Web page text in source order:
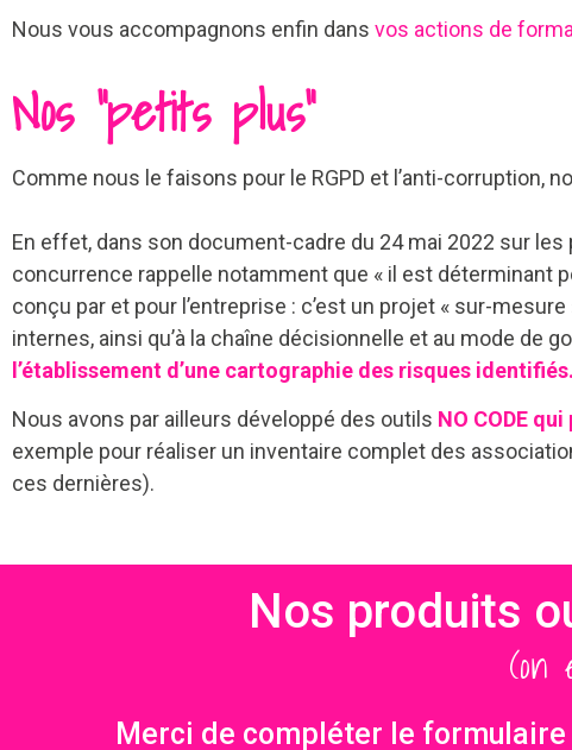
Nous vous accompagnons enfin dans vos actions de
Nos "petits plus"
Comme nous le faisons pour le RGPD et l’anti-corruption,
En effet, dans son document-cadre du 24 mai 2022 sur
concurrence rappelle notamment que « il est déterminant
conçu par et pour l’entreprise : c’est un projet « sur-
internes, ainsi qu’à la chaîne décisionnelle et au mode de
l’établissement d’une cartographie des risques identifiés.
Nous avons par ailleurs développé des outils NO CODE qui
exemple pour réaliser un inventaire complet des
ces dernières).
Nos produits
(on
Merci de compléter le